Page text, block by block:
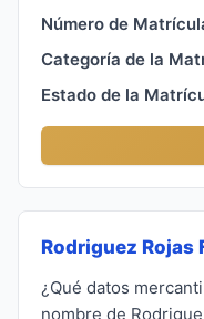
Número de
Categoría de la
Estado de la
Rodriguez Rojas
¿Qué datos
nombre de